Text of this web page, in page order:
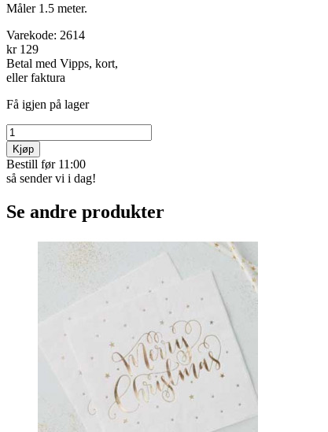
Måler 1.5 meter.
Varekode: 2614
kr 129
Betal med Vipps, kort,
eller faktura
Få igjen på lager
Kjøp
Bestill før 11:00
så sender vi i dag!
Se andre produkter